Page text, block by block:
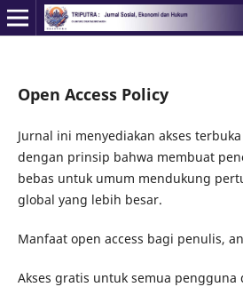
Open Access Policy
Jurnal ini menyediakan akses
dengan prinsip bahwa membuat
bebas untuk umum mendukung
global yang lebih besar.
Manfaat open access bagi penulis,
Akses gratis untuk semua